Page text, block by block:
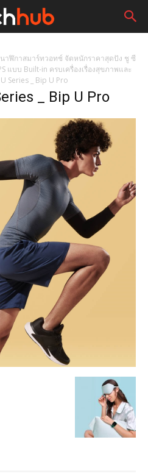
าฬิกาสมาร์ทวอทช์ จัดหนักราคาสุดปัง ชู ซี
แบบ Built-in ครบเครื่องเรื่องสุขภาพและ
Series _ Bip U Pro
_ Bip U Pro